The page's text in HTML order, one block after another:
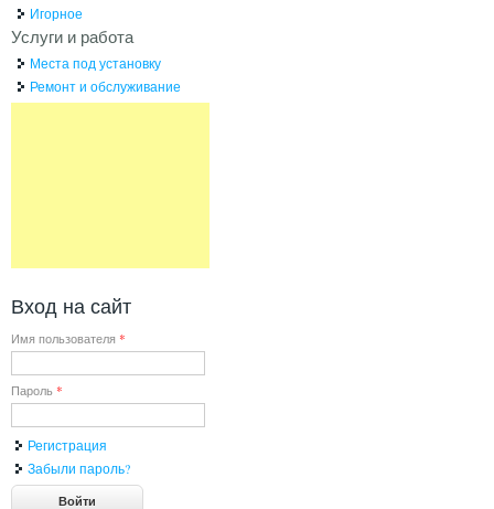
Игорное
Услуги и работа
Места под установку
Ремонт и обслуживание
Вход на сайт
Имя пользователя *
Пароль *
Регистрация
Забыли пароль?